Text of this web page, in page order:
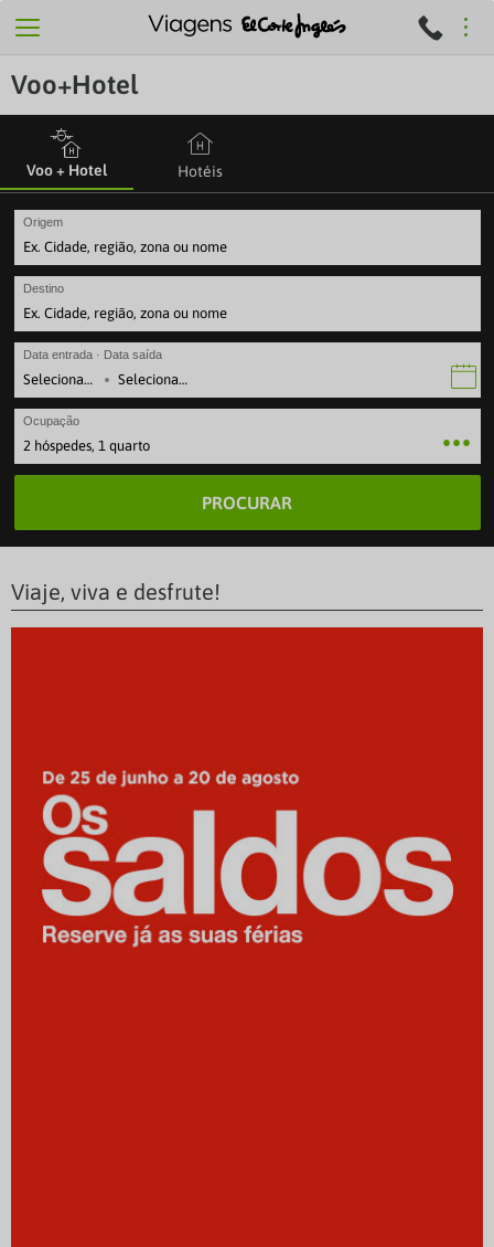
Voo+Hotel
Voo + Hotel Hotéis
Origem
Destino
Data entrada · Data saída
·
Ocupação
2 hóspedes, 1 quarto
PROCURAR
Viaje, viva e desfrute!